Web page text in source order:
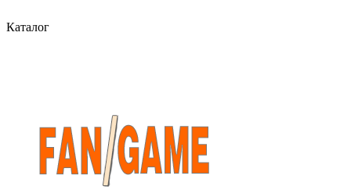
Каталог